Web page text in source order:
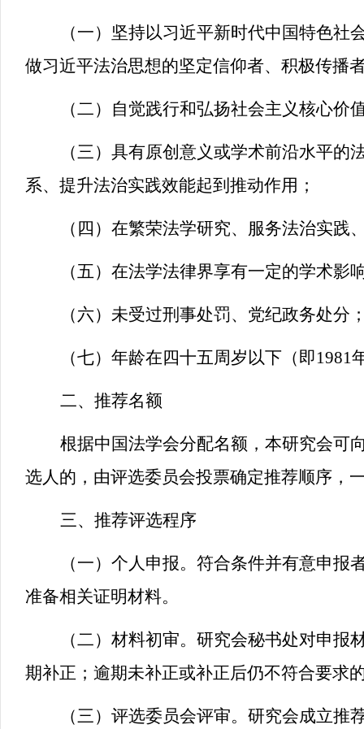
（一）坚持以习近平新时代中国特色
做习近平法治思想的坚定信仰者、积极传播
（二）自觉践行和弘扬社会主义核心
（三）具有原创意义或学术前沿水平
系、提升法治实践效能起到推动作用；
（四）在繁荣法学研究、服务法治实
（五）在法学法律界享有一定的学术影
（六）未受过刑事处罚、党纪政务处分
（七）年龄在四十五周岁以下（即1981
二、推荐名额
根据中国法学会分配名额，本研究会可
选人的，由评选委员会投票确定推荐顺序，
三、推荐评选程序
（一）个人申报。符合条件并有意申
准备相关证明材料。
（二）材料初审。研究会秘书处对申
期补正；逾期未补正或补正后仍不符合要求
（三）评选委员会评审。研究会成立